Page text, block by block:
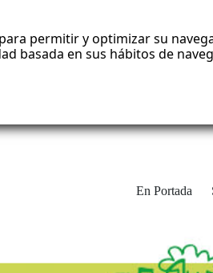
permitir y optimizar su
basada en sus hábitos de
En Portada